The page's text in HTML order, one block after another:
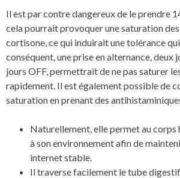
Il est par contre dangereux de le prendre
cela pourrait provoquer une saturation
cortisone, ce qui induirait une tolérance
conséquent, une prise en alternance, deux
jours OFF, permettrait de ne pas saturer
rapidement. Il est également possible de
saturation en prenant des
Naturellement, elle permet au corps
à son environnement afin de
internet stable.
Il traverse facilement le tube